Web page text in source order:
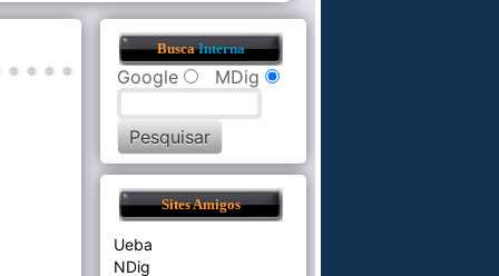
BuscaInterna
Google MDig
Sites Amigos
Ueba
NDig